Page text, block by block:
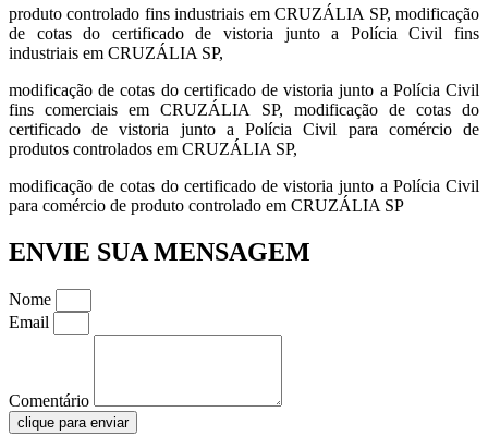
produto controlado fins industriais em CRUZÁLIA SP, modificação
de cotas do certificado de vistoria junto a Polícia Civil fins
industriais em CRUZÁLIA SP,
modificação de cotas do certificado de vistoria junto a Polícia Civil
fins comerciais em CRUZÁLIA SP, modificação de cotas do
certificado de vistoria junto a Polícia Civil para comércio de
produtos controlados em CRUZÁLIA SP,
modificação de cotas do certificado de vistoria junto a Polícia Civil
para comércio de produto controlado em CRUZÁLIA SP
ENVIE SUA MENSAGEM
Nome
Email
Comentário
clique para enviar